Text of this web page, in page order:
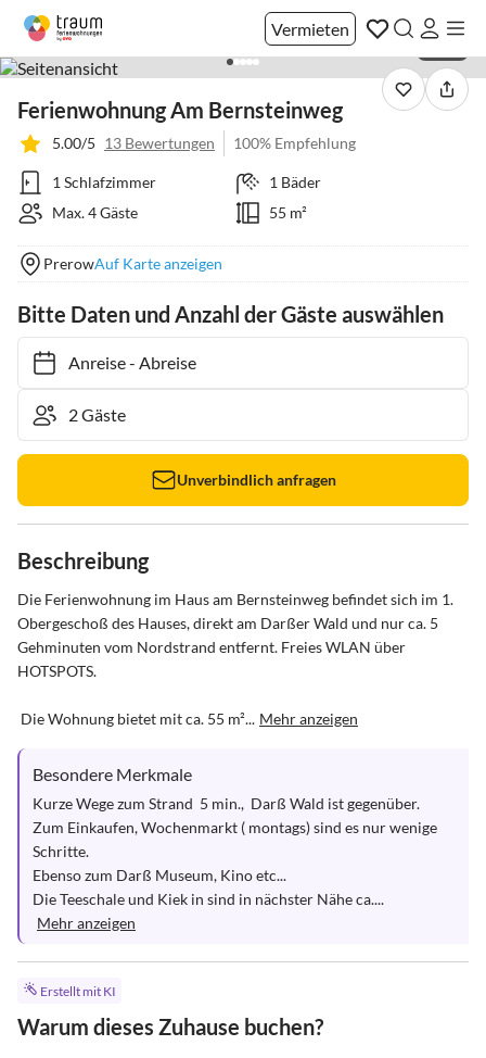
Vermieten
Ferienwohnung Am Bernsteinweg
5.00/5 13 Bewertungen 100% Empfehlung
1 Schlafzimmer
1 Bäder
Max. 4 Gäste
55 m²
PrerowAuf Karte anzeigen
Bitte Daten und Anzahl der Gäste auswählen
Anreise- Abreise
Unverbindlich anfragen
Beschreibung
Die Ferienwohnung im Haus am Bernsteinweg befindet sich im 1.
Obergeschoß des Hauses, direkt am Darßer Wald und nur ca. 5
Gehminuten vom Nordstrand entfernt. Freies WLAN über
HOTSPOTS.
Die Wohnung bietet mit ca. 55 m²... Mehr anzeigen
Besondere Merkmale
Kurze Wege zum Strand  5 min.,  Darß Wald ist gegenüber.
Zum Einkaufen, Wochenmarkt ( montags) sind es nur wenige
Schritte.
Ebenso zum Darß Museum, Kino etc...
Die Teeschale und Kiek in sind in nächster Nähe ca....
Mehr anzeigen
Erstellt mit KI
Warum dieses Zuhause buchen?